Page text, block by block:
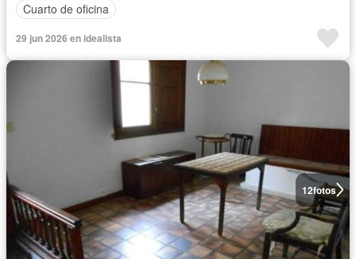
Cuarto de oficina
29 jun 2026 en idealista
12fotos